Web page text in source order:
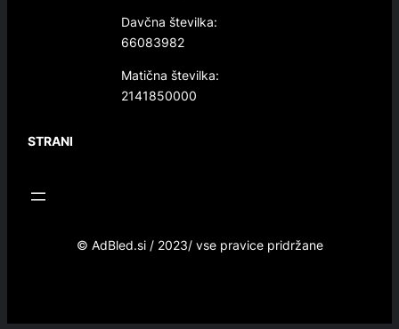
Davčna številka:
66083982
Matična številka:
2141850000
STRANI
© AdBled.si / 2023/ vse pravice pridržane